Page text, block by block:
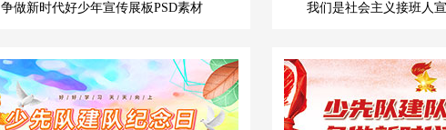
争做新时代好少年宣传展板PSD素材 我们是社会主义接班人